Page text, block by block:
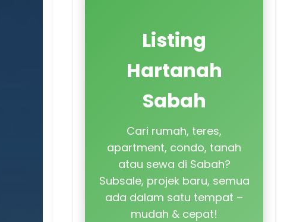
Listing
Hartanah
Sabah
Cari rumah, teres,
apartment, condo, tanah
atau sewa di Sabah?
Subsale, projek baru, semua
ada dalam satu tempat –
mudah & cepat!